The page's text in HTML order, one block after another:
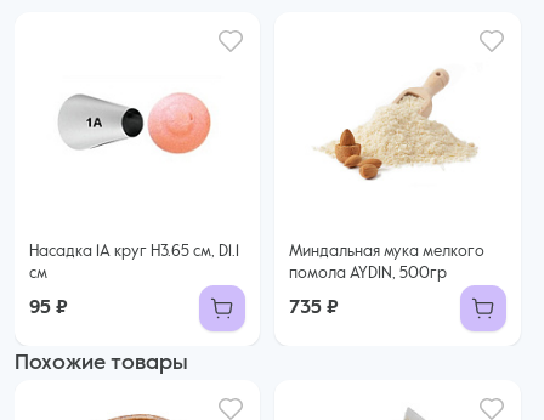
Насадка 1А круг H3.65 см, D1.1
см
95 ₽
Миндальная мука мелкого
помола AYDIN, 500гр
735 ₽
Похожие товары